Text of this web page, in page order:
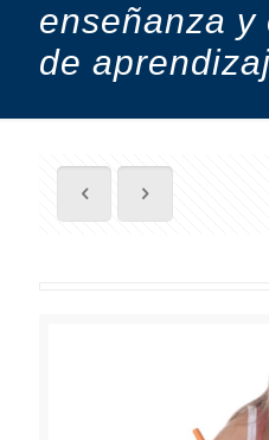
enseñanza
de